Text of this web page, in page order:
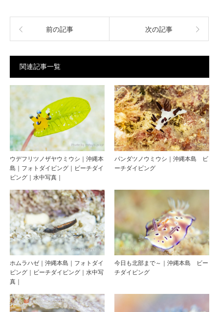
前の記事 次の記事
関連記事一覧
ウデフリツノザヤウミウシ｜沖縄本
島｜フォトダイビング｜ビーチダイ
ビング｜水中写真｜
パンダツノウミウシ｜沖縄本島 ビ
ーチダイビング
ホムラハゼ｜沖縄本島｜フォトダイ
ビング｜ビーチダイビング｜水中写
真｜
今日も北部まで～｜沖縄本島 ビー
チダイビング